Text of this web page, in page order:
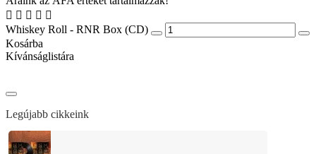
Whiskey Roll - RNR Box (CD)
Kosárba
Kívánságlistára
Legújabb cikkeink